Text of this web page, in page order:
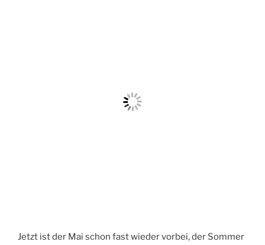
Jetzt ist der Mai schon fast wieder vorbei, der Sommer